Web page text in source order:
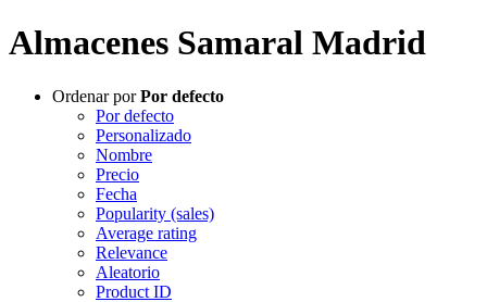
Almacenes Samaral Madrid
Ordenar porPor defecto
Por defecto
Personalizado
Nombre
Precio
Fecha
Popularity (sales)
Average rating
Relevance
Aleatorio
Product ID